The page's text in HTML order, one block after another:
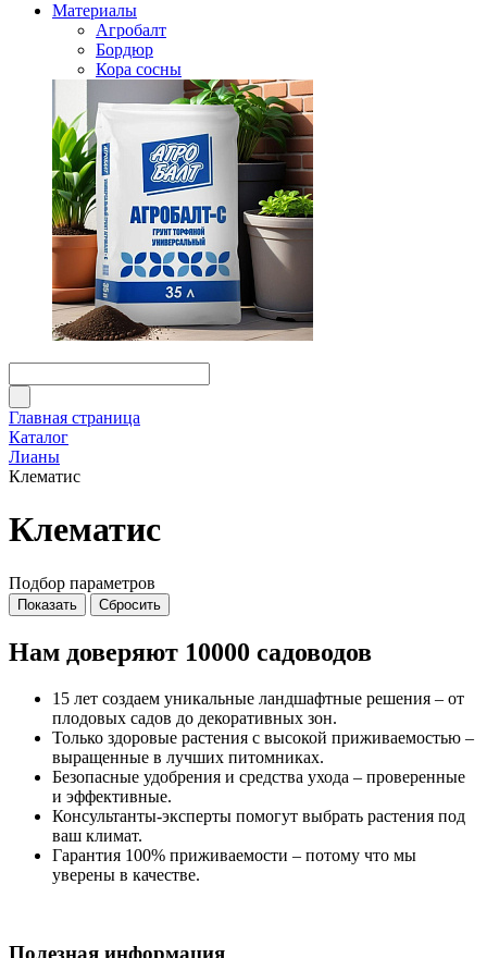
Материалы
Агробалт
Бордюр
Кора сосны
Главная страница
Каталог
Лианы
Клематис
Клематис
Подбор параметров
Нам доверяют 10000 садоводов
15 лет создаем уникальные ландшафтные решения – от
плодовых садов до декоративных зон.
Только здоровые растения с высокой приживаемостью –
выращенные в лучших питомниках.
Безопасные удобрения и средства ухода – проверенные
и эффективные.
Консультанты-эксперты помогут выбрать растения под
ваш климат.
Гарантия 100% приживаемости – потому что мы
уверены в качестве.